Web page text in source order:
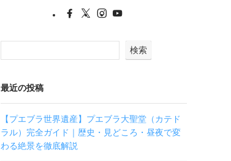
検索
最近の投稿
【プエブラ世界遺産】プエブラ大聖堂（カテド
ラル）完全ガイド｜歴史・見どころ・昼夜で変
わる絶景を徹底解説